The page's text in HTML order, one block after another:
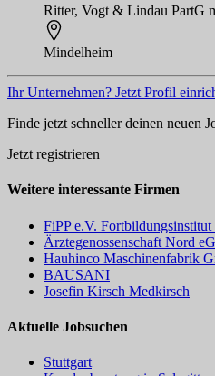
Ritter, Vogt & Lindau PartG
Mindelheim
Ihr Unternehmen? Jetzt Profil
Finde jetzt schneller deinen neuen
Jetzt registrieren
Weitere interessante Firmen
FiPP e.V.
Ärztegenossenschaft Nord
Hauhinco Maschinenfabrik
BAUSANI
Josefin Kirsch Medkirsch
Aktuelle Jobsuchen
Stuttgart